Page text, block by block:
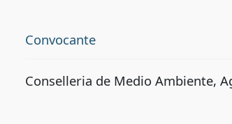
Convocante
Conselleria de Medio Ambiente,